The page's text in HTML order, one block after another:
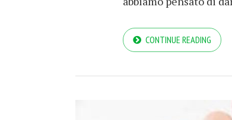
CONTINUE READING